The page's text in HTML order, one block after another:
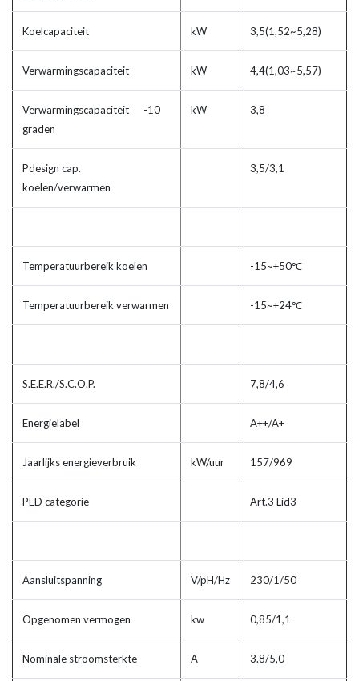
Koelcapaciteit kW 3,5(1,52~5,28)
Verwarmingscapaciteit kW 4,4(1,03~5,57)
Verwarmingscapaciteit -10
graden
kW 3,8
Pdesign cap.
koelen/verwarmen
3,5/3,1
Temperatuurbereik koelen -15~+50℃
Temperatuurbereik verwarmen -15~+24℃
S.E.E.R./S.C.O.P. 7,8/4,6
Energielabel A++/A+
Jaarlijks energieverbruik kW/uur 157/969
PED categorie Art.3 Lid3
Aansluitspanning V/pH/Hz 230/1/50
Opgenomen vermogen kw 0,85/1,1
Nominale stroomsterkte A 3.8/5,0